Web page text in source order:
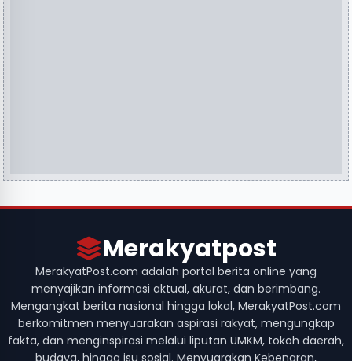
Merakyatpost
MerakyatPost.com adalah portal berita online yang
menyajikan informasi aktual, akurat, dan berimbang.
Mengangkat berita nasional hingga lokal, MerakyatPost.com
berkomitmen menyuarakan aspirasi rakyat, mengungkap
fakta, dan menginspirasi melalui liputan UMKM, tokoh daerah,
budaya, hingga isu sosial. Menyuarakan Kebenaran,